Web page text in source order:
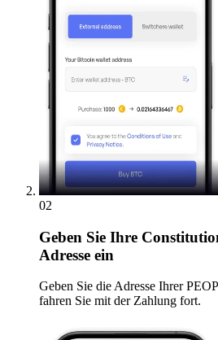
02
Geben Sie Ihre
Adresse ein
Geben Sie die Adresse Ihrer
fahren Sie mit der Zahlung fort.